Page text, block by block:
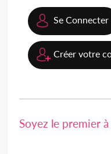
Se Connecter
Créer votre
Soyez le premier